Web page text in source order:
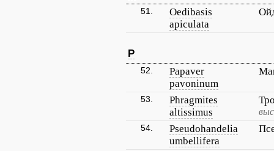
51.
Oedibasis
apiculata
P
52.
Papaver
pavoninum
53.
Phragmites
altissimus
54.
Pseudohandelia
umbellifera